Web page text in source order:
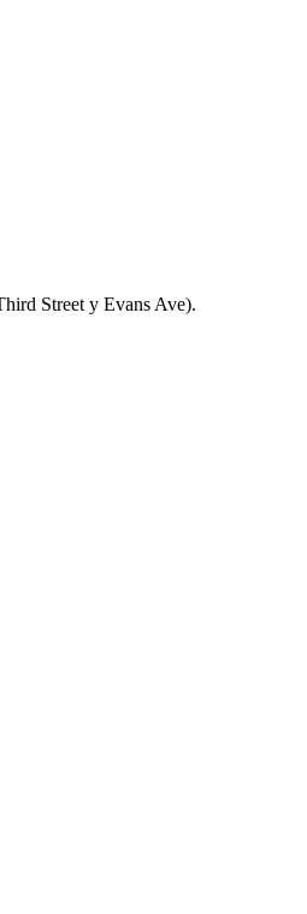
Street y Evans Ave).